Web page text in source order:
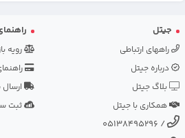
جیتل
راههای ارتباطی
درباره جیتل
بلاگ جیتل
همکاری با جیتل
رویه
ثبت
/
05138495296